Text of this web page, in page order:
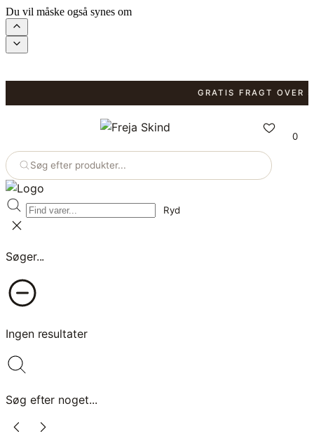
Du vil måske også synes om
GRATIS FRAGT OVER
Søg efter produkter...
Ryd
Søger...
Ingen resultater
Søg efter noget...
0